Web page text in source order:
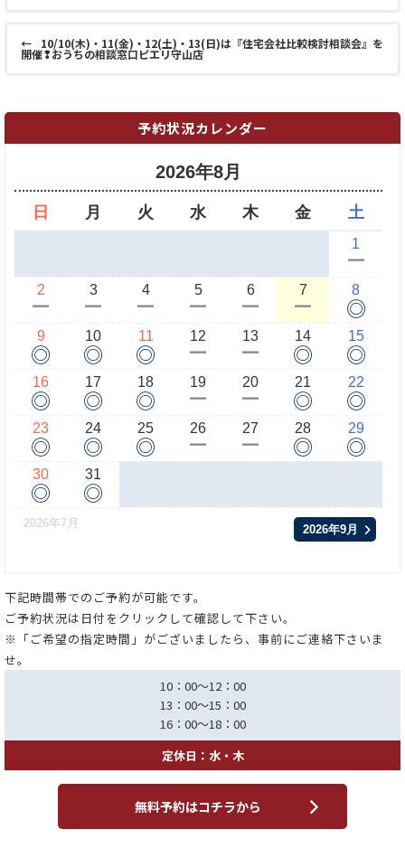
← 10/10(木)・11(金)・12(土)・13(日)は『住宅会社比較検討相談会』を
開催❢おうちの相談窓口ピエリ守山店
予約状況カレンダー
2026年8月
日 月 火 水 木 金 土
1
ー
2
ー
3
ー
4
ー
5
ー
6
ー
7
ー
8
◎
9
◎
10
◎
11
◎
12
ー
13
ー
14
◎
15
◎
16
◎
17
◎
18
◎
19
ー
20
ー
21
◎
22
◎
23
◎
24
◎
25
◎
26
ー
27
ー
28
◎
29
◎
30
◎
31
◎
2026年7月 2026年9月
下記時間帯でのご予約が可能です。
ご予約状況は日付をクリックして確認して下さい。
※「ご希望の指定時間」がございましたら、事前にご連絡下さいま
せ。
10：00～12：00
13：00～15：00
16：00～18：00
定休日：水・木
無料予約はコチラから